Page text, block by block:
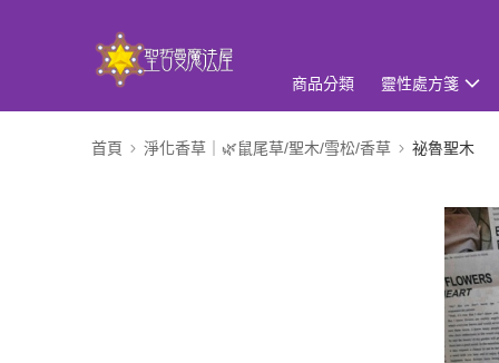
商品分類 靈性處方箋
首頁 淨化香草｜🌿鼠尾草/聖木/雪松/香草 祕魯聖木